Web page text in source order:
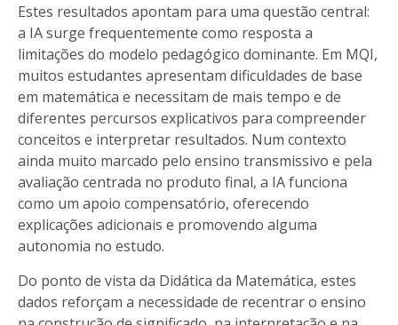
Estes resultados apontam para uma questão central:
a IA surge frequentemente como resposta a
limitações do modelo pedagógico dominante. Em MQI,
muitos estudantes apresentam dificuldades de base
em matemática e necessitam de mais tempo e de
diferentes percursos explicativos para compreender
conceitos e interpretar resultados. Num contexto
ainda muito marcado pelo ensino transmissivo e pela
avaliação centrada no produto final, a IA funciona
como um apoio compensatório, oferecendo
explicações adicionais e promovendo alguma
autonomia no estudo.
Do ponto de vista da Didática da Matemática, estes
dados reforçam a necessidade de recentrar o ensino